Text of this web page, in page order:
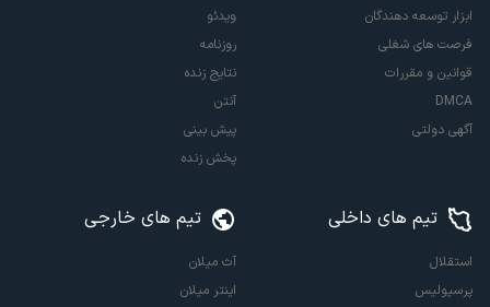
ابزار توسعه دهندگان
فرصت های شغلی
قوانین و مقررات
DMCA
آگهی دولتی
ویدئو
روزنامه
نتایج زنده
آنتن
پیش بینی
پخش زنده
تیم های داخلی
استقلال
پرسپولیس
تیم های خارجی
آث میلان
اینتر میلان